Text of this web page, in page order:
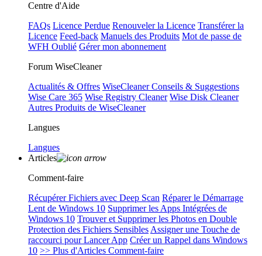
Centre d'Aide
FAQs Licence Perdue Renouveler la Licence Transférer la
Licence Feed-back Manuels des Produits Mot de passe de
WFH Oublié Gérer mon abonnement
Forum WiseCleaner
Actualités & Offres WiseCleaner Conseils & Suggestions
Wise Care 365 Wise Registry Cleaner Wise Disk Cleaner
Autres Produits de WiseCleaner
Langues
Langues
Articles
Comment-faire
Récupérer Fichiers avec Deep Scan Réparer le Démarrage
Lent de Windows 10 Supprimer les Apps Intégrées de
Windows 10 Trouver et Supprimer les Photos en Double
Protection des Fichiers Sensibles Assigner une Touche de
raccourci pour Lancer App Créer un Rappel dans Windows
10 >> Plus d'Articles Comment-faire